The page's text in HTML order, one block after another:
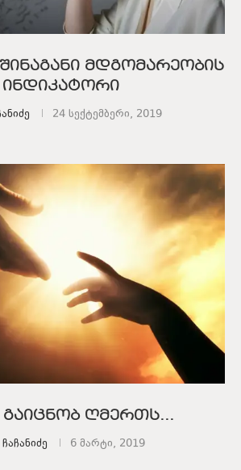
შინაგანი მდგომარეობის
ინდიკატორი
24 სექტემბერი, 2019
ღმერთს…
6 მარტი, 2019